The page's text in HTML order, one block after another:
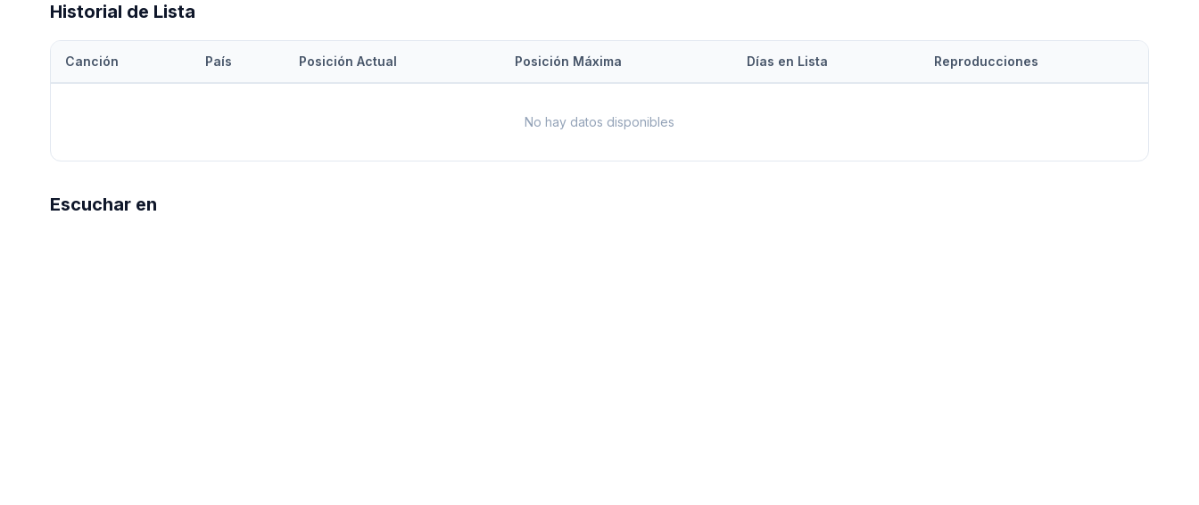
Historial de Lista
Canción País Posición Actual Posición Máxima Días en Lista Reproducciones
No hay datos disponibles
Escuchar en